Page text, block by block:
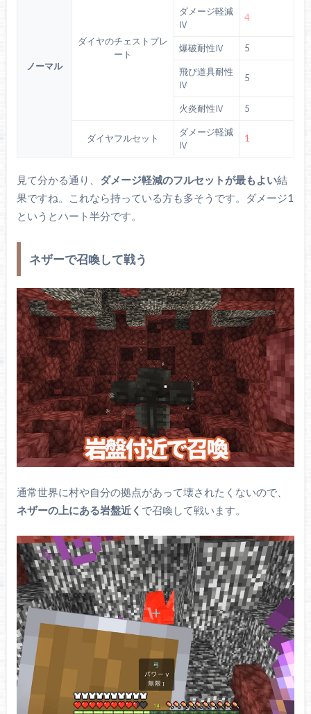
ノーマル
ダイヤのチェストプレ
ート
ダメージ軽減
Ⅳ
4
爆破耐性Ⅳ 5
飛び道具耐性
Ⅳ
5
火炎耐性Ⅳ 5
ダイヤフルセット
ダメージ軽減
Ⅳ
1
見て分かる通り、 ダメージ軽減のフルセットが最もよい結
果ですね。これなら持っている方も多そうです。ダメージ1
というとハート半分です。
ネザーで召喚して戦う
通常世界に村や自分の拠点があって壊されたくないので、
ネザーの上にある岩盤近く で召喚して戦います。